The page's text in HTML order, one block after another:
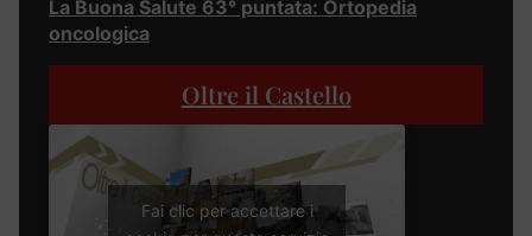
La Buona Salute 63° puntata: Ortopedia
oncologica
Oltre il Castello
Fai clic per accettare i